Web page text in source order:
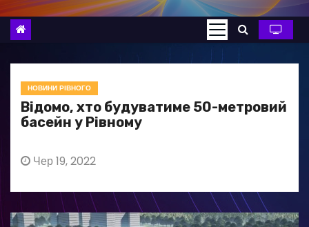
НОВИНИ РІВНОГО
Відомо, хто будуватиме 50-метровий
басейн у Рівному
Чер 19, 2022